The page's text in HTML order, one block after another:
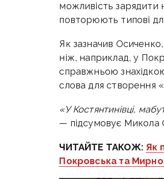
можливість зарядити
повторюють типові
Як зазначив
ніж, наприклад, у
справжньою
слова для створення
«У Костянтинівці,
— підсумовує Микола
ЧИТАЙТЕ ТАКОЖ: Як
Покровська та